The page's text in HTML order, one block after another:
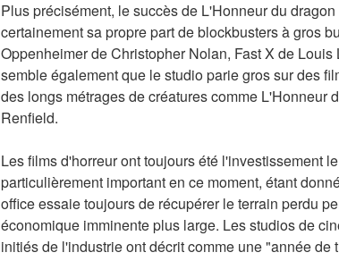
Plus précisément, le succès de L'Honneur du
certainement sa propre part de blockbusters à gros
Oppenheimer de Christopher Nolan, Fast X de
semble également que le studio parie gros sur des
des longs métrages de créatures comme L'Honneur
Renfield.
Les films d'horreur ont toujours été l'investissement
particulièrement important en ce moment, étant
office essaie toujours de récupérer le terrain perdu
économique imminente plus large. Les studios de
initiés de l'industrie ont décrit comme une "année de